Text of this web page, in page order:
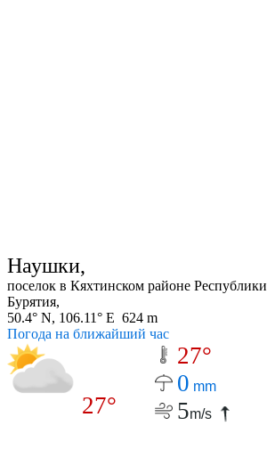
Наушки,
поселок в Кяхтинском районе Республики
Бурятия,
50.4° N, 106.11° E 624 m
Погода на ближайший час
27°
27°
0 mm
5m/s